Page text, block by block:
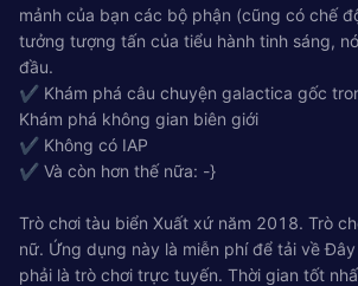
mảnh của bạn các bộ phận (cũng có chế
tưởng tượng tấn của tiểu hành tinh sáng,
đầu.
✔ Khám phá câu chuyện galactica gốc
Khám phá không gian biên giới
✔ Không có IAP
✔ Và còn hơn thế nữa: -}
Trò chơi tàu biển Xuất xứ năm 2018. Trò
nữ. Ứng dụng này là miễn phí để tải về
phải là trò chơi trực tuyến. Thời gian tốt